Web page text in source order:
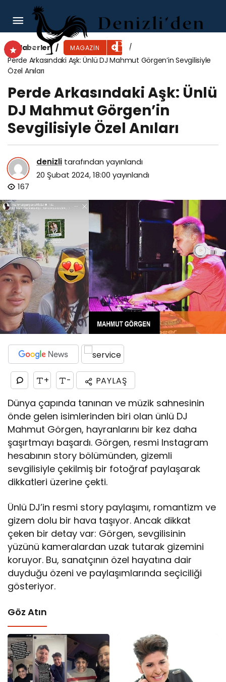
Haberler MAGAZIN
Perde Arkasındaki Aşk: Ünlü DJ Mahmut Görgen’in Sevgilisiyle
Özel Anıları
Perde Arkasındaki Aşk: Ünlü
DJ Mahmut Görgen’in
Sevgilisiyle Özel Anıları
denizli tarafından yayınlandı
20 Şubat 2024, 18:00 yayınlandı
167
+ - PAYLAŞ
Dünya çapında tanınan ve müzik sahnesinin
önde gelen isimlerinden biri olan ünlü DJ
Mahmut Görgen, hayranlarını bir kez daha
şaşırtmayı başardı. Görgen, resmi Instagram
hesabının story bölümünden, gizemli
sevgilisiyle çekilmiş bir fotoğraf paylaşarak
dikkatleri üzerine çekti.
Ünlü DJ’in resmi story paylaşımı, romantizm ve
gizem dolu bir hava taşıyor. Ancak dikkat
çeken bir detay var: Görgen, sevgilisinin
yüzünü kameralardan uzak tutarak gizemini
koruyor. Bu, sanatçının özel hayatına dair
duyduğu özeni ve paylaşımlarında seçiciliği
gösteriyor.
Göz Atın
Günseli Deniz ve Amerikalı iş insanı eşi Nick
Pickens bebek bekliyor